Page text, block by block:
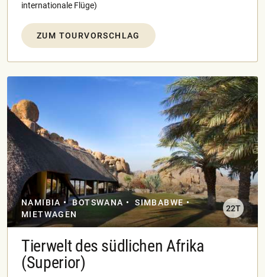
internationale Flüge)
ZUM TOURVORSCHLAG
NAMIBIA BOTSWANA
SIMBABWE
MIETWAGEN
22T
Tierwelt des südlichen Afrika
(Superior)